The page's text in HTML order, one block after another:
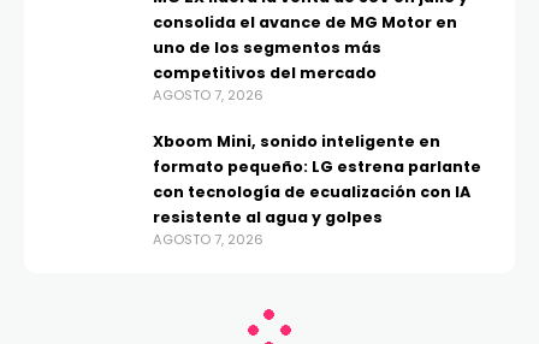
consolida el avance de MG Motor en
uno de los segmentos más
competitivos del mercado
AGOSTO 7, 2026
Xboom Mini, sonido inteligente en
formato pequeño: LG estrena parlante
con tecnología de ecualización con IA
resistente al agua y golpes
AGOSTO 7, 2026